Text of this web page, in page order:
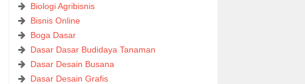
Biologi Agribisnis
Bisnis Online
Boga Dasar
Dasar Dasar Budidaya Tanaman
Dasar Desain Busana
Dasar Desain Grafis